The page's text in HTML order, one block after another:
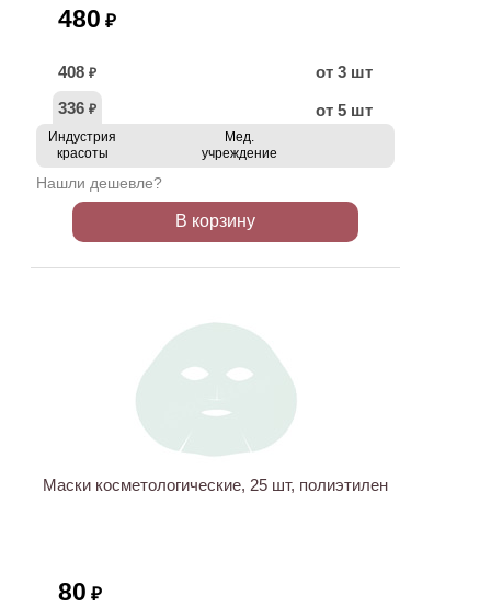
480 ₽
408 ₽
от 3 шт
336 ₽ от 5 шт
Индустрия
красоты
Мед.
учреждение
Нашли дешевле?
В корзину
Маски косметологические, 25 шт, полиэтилен
80 ₽